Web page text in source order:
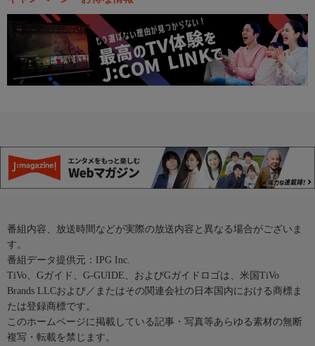
番組内容、放送時間などが実際の放送内容と異なる場合がございま
す。
番組データ提供元：IPG Inc.
TiVo、Gガイド、G-GUIDE、およびGガイドロゴは、米国TiVo
Brands LLCおよび／またはその関連会社の日本国内における商標ま
たは登録商標です。
このホームページに掲載している記事・写真等あらゆる素材の無断
複写・転載を禁じます。